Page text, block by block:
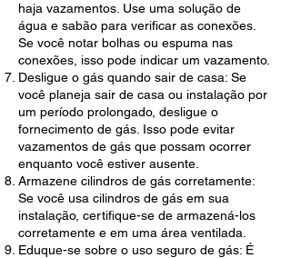
haja vazamentos. Use uma solução de
água e sabão para verificar as conexões.
Se você notar bolhas ou espuma nas
conexões, isso pode indicar um vazamento.
Desligue o gás quando sair de casa: Se
você planeja sair de casa ou instalação por
um período prolongado, desligue o
fornecimento de gás. Isso pode evitar
vazamentos de gás que possam ocorrer
enquanto você estiver ausente.
Armazene cilindros de gás corretamente:
Se você usa cilindros de gás em sua
instalação, certifique-se de armazená-los
corretamente e em uma área ventilada.
Eduque-se sobre o uso seguro de gás: É